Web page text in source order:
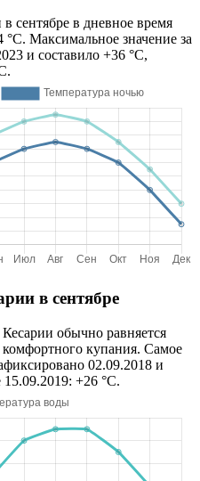
сентябре в дневное время
°C. Максимальное значение за
и составило +36 °C,
в сентябре
обычно равняется
комфортного купания. Самое
02.09.2018 и
15.09.2019: +26 °C.